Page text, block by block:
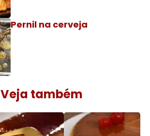
Pernil na cerveja
Veja também